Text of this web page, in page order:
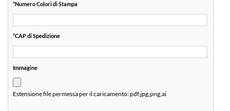
*Numero Colori di Stampa
*CAP di Spedizione
Immagine
Estensione file permessa per il caricamento:pdf,jpg,png,ai